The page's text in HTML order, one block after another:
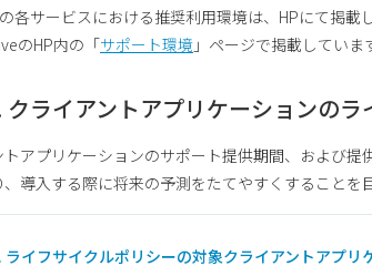
各サービスにおける推奨利用環境は、HPにて掲載
のHP内の「サポート環境 」ページで掲載していま
クライアントアプリケーションの
トアプリケーションのサポート提供期間、および
、導入する際に将来の予測をたてやすくすることを
ライフサイクルポリシーの対象クライアントアプリ